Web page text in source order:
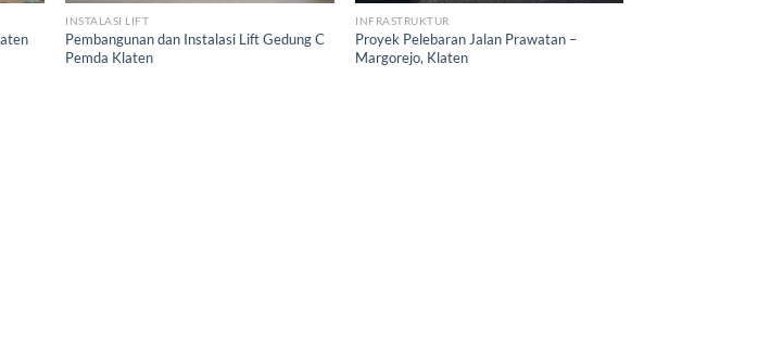
INSTALASI LIFT
Pembangunan dan Instalasi Lift Gedung C
Pemda Klaten
INFRASTRUKTUR
Proyek Pelebaran Jalan Prawatan –
Margorejo, Klaten